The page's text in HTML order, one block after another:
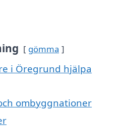
gömma
i Öregrund hjälpa
ombyggnationer